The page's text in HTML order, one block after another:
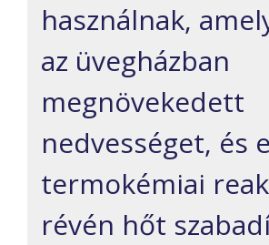
használnak,
az üvegházban
megnövekedett
nedvességet, és
termokémiai
révén hőt